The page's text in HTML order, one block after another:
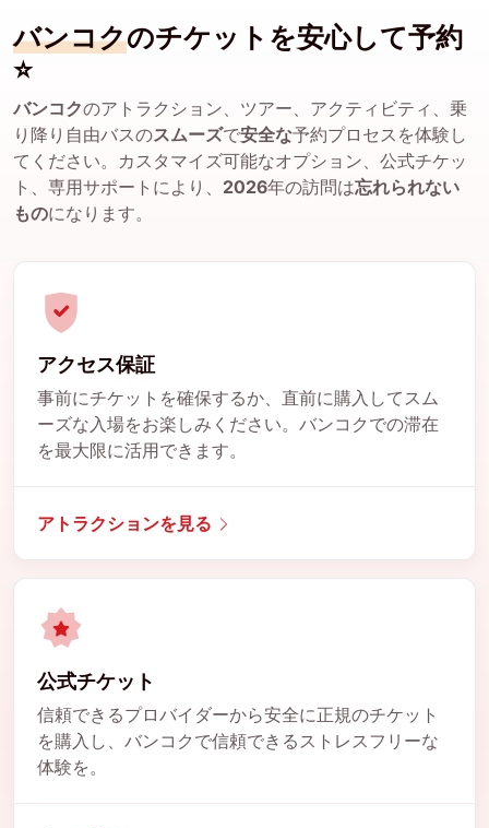
バンコクのチケットを安心して予約
⭐
バンコクのアトラクション、ツアー、アクティビティ、乗
り降り自由バスのスムーズで安全な予約プロセスを体験し
てください。カスタマイズ可能なオプション、公式チケッ
ト、専用サポートにより、 2026年の訪問は忘れられない
ものになります。
アクセス保証
事前にチケットを確保するか、直前に購入してスム
ーズな入場をお楽しみください。バンコクでの滞在
を最大限に活用できます。
アトラクションを見る
公式チケット
信頼できるプロバイダーから安全に正規のチケット
を購入し、バンコクで信頼できるストレスフリーな
体験を。